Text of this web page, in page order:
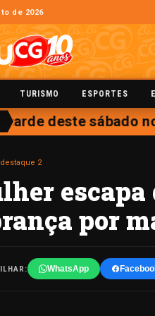
de 2026
TURISMO ESPORTES
deste sábado no
2
escapa
por
WhatsApp